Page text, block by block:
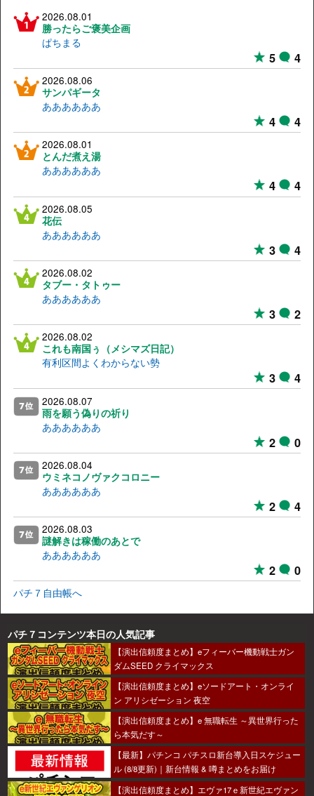
2026.08.01
勝ったらご褒美企画
ぱちまる
5 4
2026.08.06
サンパギータ
ああああああ
4 4
2026.08.01
とんだ煮え湯
ああああああ
4 4
2026.08.05
花伝
ああああああ
3 4
2026.08.02
タブー・タトゥー
ああああああ
3 2
2026.08.02
これも南国ぅ（メシマズ日記）
有利区間よくわからない勢
3 4
2026.08.07
雨を願う偽りの祈り
ああああああ
2 0
2026.08.04
ウミネコノヴァクコロニー
ああああああ
2 4
2026.08.03
謎解きは稼働のあとで
ああああああ
2 0
パチ７自由帳へ
パチ７コンテンツ本日の人気記事
【演出信頼度まとめ】eフィーバー機動戦士ガン
ダムSEED クライマックス
【演出信頼度まとめ】eソードアート・オンライ
ン アリシゼーション 夜空
【演出信頼度まとめ】e 無職転生 ～異世界行った
ら本気だす～
【最新】パチンコ パチスロ新台導入日スケジュー
ル (8/8更新)｜新台情報 & 噂まとめをお届け
【演出信頼度まとめ】エヴァ17ｅ新世紀エヴァン